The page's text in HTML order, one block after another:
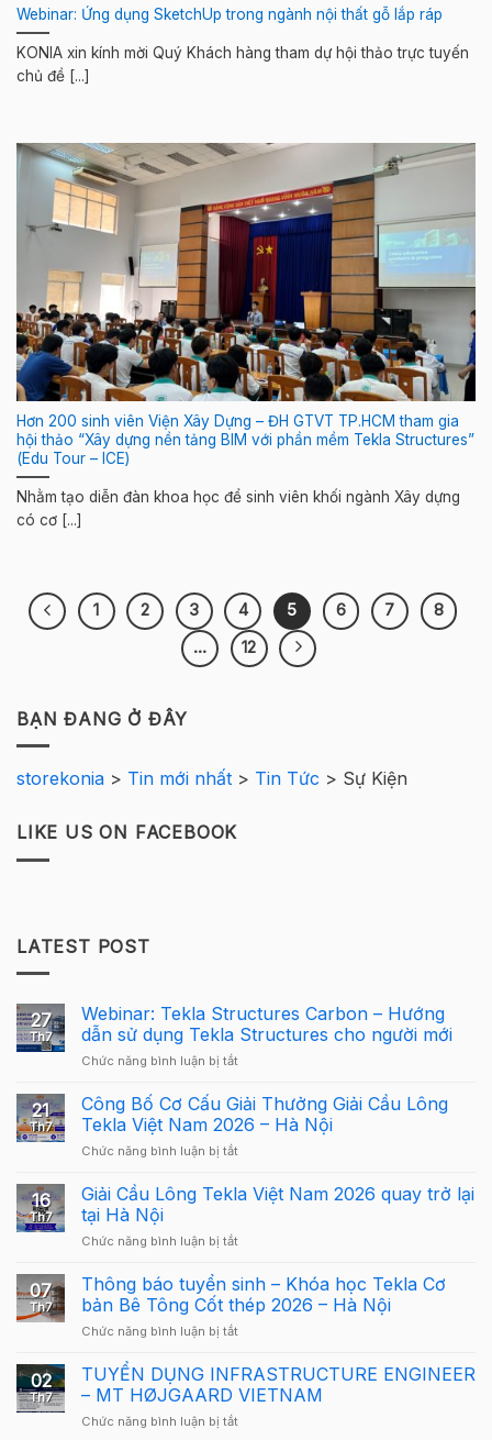
Webinar: Ứng dụng SketchUp trong ngành nội thất gỗ lắp ráp
KONIA xin kính mời Quý Khách hàng tham dự hội thảo trực tuyến
chủ đề [...]
Hơn 200 sinh viên Viện Xây Dựng – ĐH GTVT TP.HCM tham gia
hội thảo “Xây dựng nền tảng BIM với phần mềm Tekla Structures”
(Edu Tour – ICE)
Nhằm tạo diễn đàn khoa học để sinh viên khối ngành Xây dựng
có cơ [...]
1 2 3 4 5 6 7
8
…
12
BẠN ĐANG Ở ĐÂY
storekonia > Tin mới nhất > Tin Tức > Sự Kiện
LIKE US ON FACEBOOK
LATEST POST
27
Th7
Webinar: Tekla Structures Carbon – Hướng
dẫn sử dụng Tekla Structures cho người mới
Chức năng bình luận bị tắtở
Tekla
Structures
Carbon
–
dẫn
Tekla
cho
người
21
Th7
Công Bố Cơ Cấu Giải Thưởng Giải Cầu Lông
Tekla Việt Nam 2026 – Hà Nội
Chức năng bình luận bị tắtở
Bố
Giải
Giải
Cầu
Lông
Tekla
Nam
2026
Hà
16
Th7
Giải Cầu Lông Tekla Việt Nam 2026 quay trở lại
tại Hà Nội
Chức năng bình luận bị tắtở
Cầu
Lông
Tekla
Việt
2026
quay
lại
07
Th7
Thông báo tuyển sinh – Khóa học Tekla Cơ
bản Bê Tông Cốt thép 2026 – Hà Nội
Chức năng bình luận bị tắtở
báo
tuyển
sinh
–
02
Th7
TUYỂN DỤNG INFRASTRUCTURE ENGINEER
– MT HØJGAARD VIETNAM
Chức năng bình luận bị tắtở